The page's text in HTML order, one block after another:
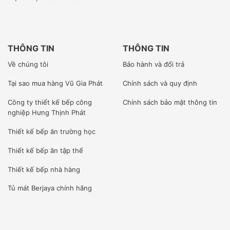
lượng.
Ưu điểm của máy thái lát thịt công
nghiệp
Máy thái thịt được áp dụng những công nghệ tiên
tiến nhất của các nước phát triển như Italia,
Máy có công suất lớn thái được nhiều thịt khác
nhau trong thời gian ngắn , có thể làm việc liên tục
Lưỡi dao được làm bằng chất liệu thép đặc biệt
không gỉ, bền bỉ , đảm bảo vệ sinh an toàn thực
THÔNG TIN
Về chúng tôi
Tại sao mua hàng Vũ Gia Phát
Công ty thiết kế bếp công
nghiệp Hưng Thịnh Phát
Thiết kế bếp ăn trường học
Thiết kế bếp ăn tập thể
Thiết kế bếp nhà hàng
Tủ mát Berjaya chính hãng
THÔNG TIN
Bảo hành và đổi trả
Chính sách và quy định
Chính sách bảo mật thông tin